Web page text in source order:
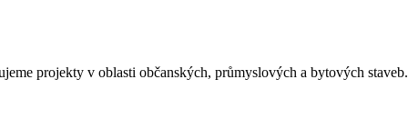
projekty v oblasti občanských, průmyslových a bytových staveb.